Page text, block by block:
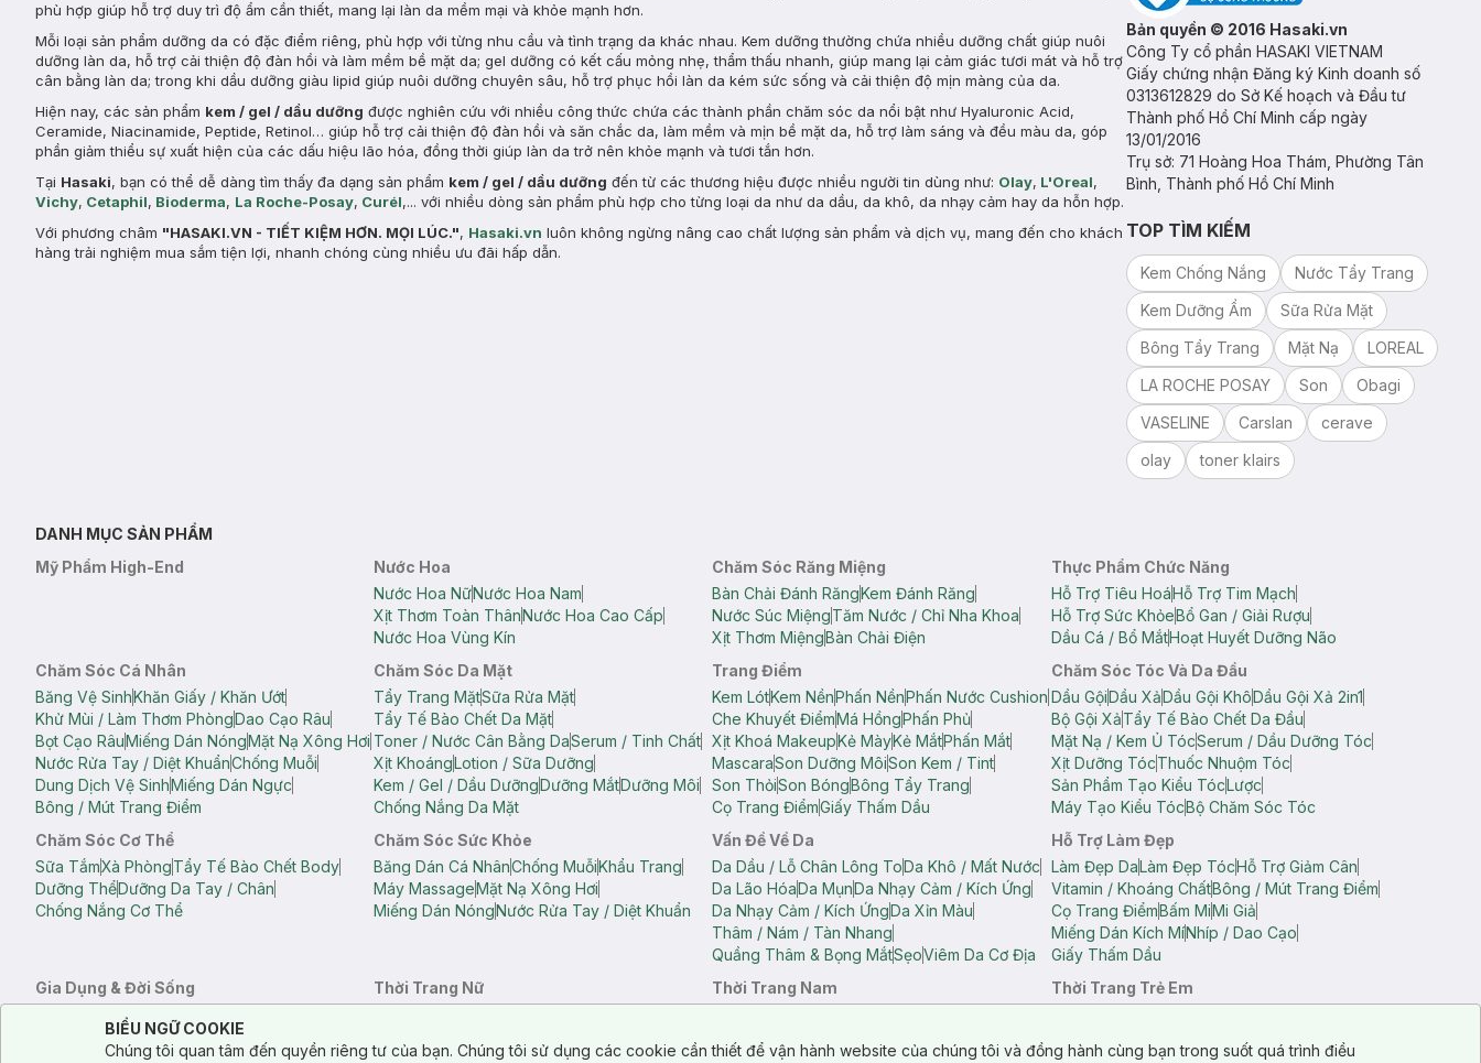
phù hợp giúp hỗ trợ duy trì độ ẩm cần thiết, mang lại làn da mềm mại và khỏe mạnh hơn.
Mỗi loại sản phẩm dưỡng da có đặc điểm riêng, phù hợp với từng nhu cầu và tình trạng da khác nhau. Kem dưỡng thường chứa nhiều dưỡng chất giúp nuôi
dưỡng làn da, hỗ trợ cải thiện độ đàn hồi và làm mềm bề mặt da; gel dưỡng có kết cấu mỏng nhẹ, thẩm thấu nhanh, giúp mang lại cảm giác tươi mát và hỗ trợ
cân bằng làn da; trong khi dầu dưỡng giàu lipid giúp nuôi dưỡng chuyên sâu, hỗ trợ phục hồi làn da kém sức sống và cải thiện độ mịn màng của da.
Hiện nay, các sản phẩm kem / gel / dầu dưỡng được nghiên cứu với nhiều công thức chứa các thành phần chăm sóc da nổi bật như Hyaluronic Acid,
Ceramide, Niacinamide, Peptide, Retinol… giúp hỗ trợ cải thiện độ đàn hồi và săn chắc da, làm mềm và mịn bề mặt da, hỗ trợ làm sáng và đều màu da, góp
phần giảm thiểu sự xuất hiện của các dấu hiệu lão hóa, đồng thời giúp làn da trở nên khỏe mạnh và tươi tắn hơn.
Tại Hasaki, bạn có thể dễ dàng tìm thấy đa dạng sản phẩm kem / gel / dầu dưỡng đến từ các thương hiệu được nhiều người tin dùng như: Olay, L'Oreal,
Vichy, Cetaphil, Bioderma, La Roche-Posay, Curél,... với nhiều dòng sản phẩm phù hợp cho từng loại da như da dầu, da khô, da nhạy cảm hay da hỗn hợp.
Với phương châm "HASAKI.VN - TIẾT KIỆM HƠN. MỌI LÚC.", Hasaki.vn luôn không ngừng nâng cao chất lượng sản phẩm và dịch vụ, mang đến cho khách
hàng trải nghiệm mua sắm tiện lợi, nhanh chóng cùng nhiều ưu đãi hấp dẫn.
Bản quyền © 2016 Hasaki.vn
Công Ty cổ phần HASAKI VIETNAM
Giấy chứng nhận Đăng ký Kinh doanh số
0313612829 do Sở Kế hoạch và Đầu tư
Thành phố Hồ Chí Minh cấp ngày
13/01/2016
Trụ sở: 71 Hoàng Hoa Thám, Phường Tân
Bình, Thành phố Hồ Chí Minh
TOP TÌM KIẾM
Kem Chống Nắng
Nước Tẩy Trang
Kem Dưỡng Ẩm
Sữa Rửa Mặt
Bông Tẩy Trang
Mặt Nạ
LOREAL
LA ROCHE POSAY
Son
Obagi
VASELINE
Carslan
cerave
olay
toner klairs
DANH MỤC SẢN PHẨM
Mỹ Phẩm High-End
Nước Hoa
Nước Hoa NữNước Hoa Nam
Xịt Thơm Toàn ThânNước Hoa Cao Cấp
Nước Hoa Vùng Kín
Chăm Sóc Răng Miệng
Bàn Chải Đánh RăngKem Đánh Răng
Nước Súc MiệngTăm Nước / Chỉ Nha Khoa
Xịt Thơm MiệngBàn Chải Điện
Thực Phẩm Chức Năng
Hỗ Trợ Tiêu HoáHỗ Trợ Tim Mạch
Hỗ Trợ Sức KhỏeBổ Gan / Giải Rượu
Dầu Cá / Bổ MắtHoạt Huyết Dưỡng Não
Chăm Sóc Cá Nhân
Băng Vệ SinhKhăn Giấy / Khăn Ướt
Khử Mùi / Làm Thơm PhòngDao Cạo Râu
Bọt Cạo RâuMiếng Dán NóngMặt Nạ Xông Hơi
Nước Rửa Tay / Diệt KhuẩnChống Muỗi
Dung Dịch Vệ SinhMiếng Dán Ngực
Bông / Mút Trang Điểm
Chăm Sóc Da Mặt
Tẩy Trang MặtSữa Rửa Mặt
Tẩy Tế Bào Chết Da Mặt
Toner / Nước Cân Bằng DaSerum / Tinh Chất
Xịt KhoángLotion / Sữa Dưỡng
Kem / Gel / Dầu DưỡngDưỡng MắtDưỡng Môi
Chống Nắng Da Mặt
Trang Điểm
Kem LótKem NềnPhấn NềnPhấn Nước Cushion
Che Khuyết ĐiểmMá HồngPhấn Phủ
Xịt Khoá MakeupKẻ MàyKẻ MắtPhấn Mắt
MascaraSon Dưỡng MôiSon Kem / Tint
Son ThỏiSon BóngBông Tẩy Trang
Cọ Trang ĐiểmGiấy Thấm Dầu
Chăm Sóc Tóc Và Da Đầu
Dầu GộiDầu XảDầu Gội KhôDầu Gội Xả 2in1
Bộ Gội XảTẩy Tế Bào Chết Da Đầu
Mặt Nạ / Kem Ủ TócSerum / Dầu Dưỡng Tóc
Xịt Dưỡng TócThuốc Nhuộm Tóc
Sản Phẩm Tạo Kiểu TócLược
Máy Tạo Kiểu TócBộ Chăm Sóc Tóc
Chăm Sóc Cơ Thể
Sữa TắmXà PhòngTẩy Tế Bào Chết Body
Dưỡng ThểDưỡng Da Tay / Chân
Chống Nắng Cơ Thể
Chăm Sóc Sức Khỏe
Băng Dán Cá NhânChống MuỗiKhẩu Trang
Máy MassageMặt Nạ Xông Hơi
Miếng Dán NóngNước Rửa Tay / Diệt Khuẩn
Vấn Đề Về Da
Da Dầu / Lỗ Chân Lông ToDa Khô / Mất Nước
Da Lão HóaDa MụnDa Nhạy Cảm / Kích Ứng
Da Nhạy Cảm / Kích ỨngDa Xỉn Màu
Thâm / Nám / Tàn Nhang
Quầng Thâm & Bọng MắtSẹoViêm Da Cơ Địa
Hỗ Trợ Làm Đẹp
Làm Đẹp DaLàm Đẹp TócHỗ Trợ Giảm Cân
Vitamin / Khoáng ChấtBông / Mút Trang Điểm
Cọ Trang ĐiểmBấm MiMi Giả
Miếng Dán Kích MíNhíp / Dao Cạo
Giấy Thấm Dầu
Gia Dụng & Đời Sống
Bông Tắm / Phụ Kiện Tắm
Phụ Kiện Điện Thoại Quạt Cầm Tay / Quạt Mini
Khử Mùi / Làm Thơm PhòngNước GiặtNước Xả
Thời Trang Nữ
Quần Lót NữQuần Short Nữ
Thời Trang Nam
Thời Trang Trẻ Em
Cookie Consent
Notice about cookies usage
BIỂU NGỮ COOKIE
Chúng tôi quan tâm đến quyền riêng tư của bạn. Chúng tôi sử dụng các cookie cần thiết để vận hành website của chúng tôi và đồng hành cùng bạn trong suốt quá trình điều